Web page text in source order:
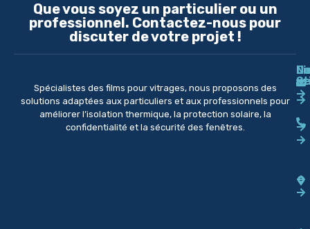
Que vous soyez un particulier ou un
professionnel. Contactez-nous pour
discuter de votre projet !
Spécialistes des films pour vitrages, nous proposons des
solutions adaptées aux particuliers et aux professionnels pour
améliorer l’isolation thermique, la protection solaire, la
confidentialité et la sécurité des fenêtres.